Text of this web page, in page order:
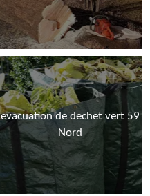
evacuation de dechet vert 59
Nord